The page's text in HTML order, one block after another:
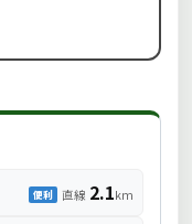
便利 直線 2.1km